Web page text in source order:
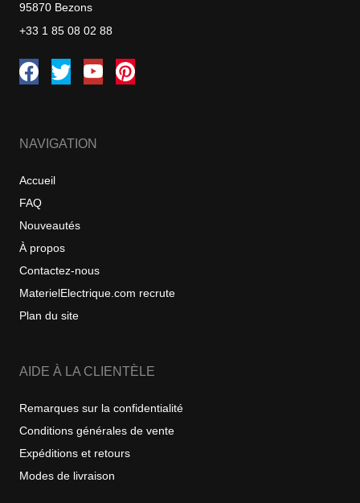
95870 Bezons
+33 1 85 08 02 88
NAVIGATION
Accueil
FAQ
Nouveautés
À propos
Contactez-nous
MaterielElectrique.com recrute
Plan du site
AIDE À LA CLIENTÈLE
Remarques sur la confidentialité
Conditions générales de vente
Expéditions et retours
Modes de livraison